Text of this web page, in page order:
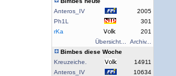
Anteros_IV
2005
Ph1L
301
rKa
201
Übersicht...
Archiv...
Bimbes diese Woche
Kreuzeiche.
14911
Anteros_IV
10634